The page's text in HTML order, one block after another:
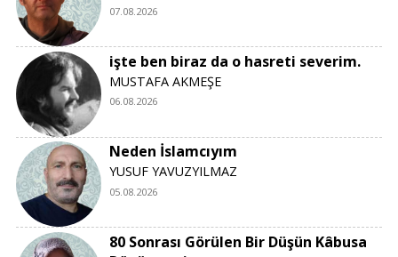
07.08.2026
işte ben biraz da o hasreti severim.
MUSTAFA AKMEŞE
06.08.2026
Neden İslamcıyım
YUSUF YAVUZYILMAZ
05.08.2026
80 Sonrası Görülen Bir Düşün Kâbusa